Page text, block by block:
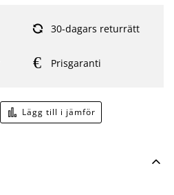
Lägg till i jämför
30-dagars returrätt
Prisgaranti